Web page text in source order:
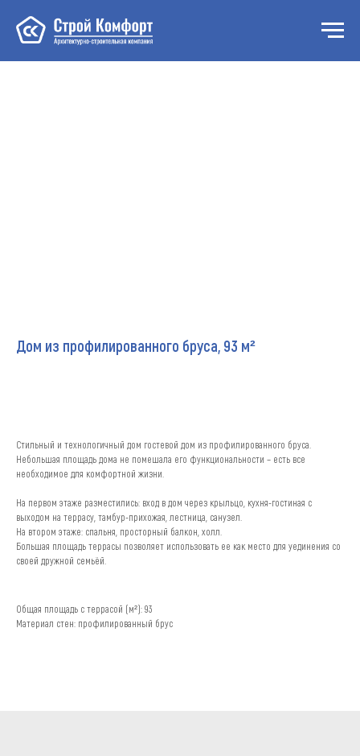
Дом из профилированного бруса, 93 м²
Стильный и технологичный дом гостевой дом из профилированного бруса.
Небольшая площадь дома не помешала его функциональности – есть все
необходимое для комфортной жизни.
На первом этаже разместились: вход в дом через крыльцо, кухня-гостиная с
выходом на террасу, тамбур-прихожая, лестница, санузел.
На втором этаже: спальня, просторный балкон, холл.
Большая площадь террасы позволяет использовать ее как место для уединения со
своей дружной семьёй.
Общая площадь с террасой (м²): 93
Материал стен: профилированный брус